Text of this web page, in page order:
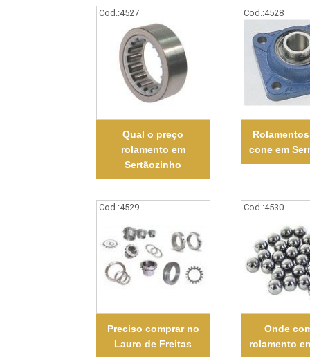
Cod.:4527
Qual o preço
rolamento em
Sertãozinho
Cod.:4528
cone em
Cod.:4529
Preciso comprar no
Lauro de Freitas
Cod.:4530
Onde
rolamento